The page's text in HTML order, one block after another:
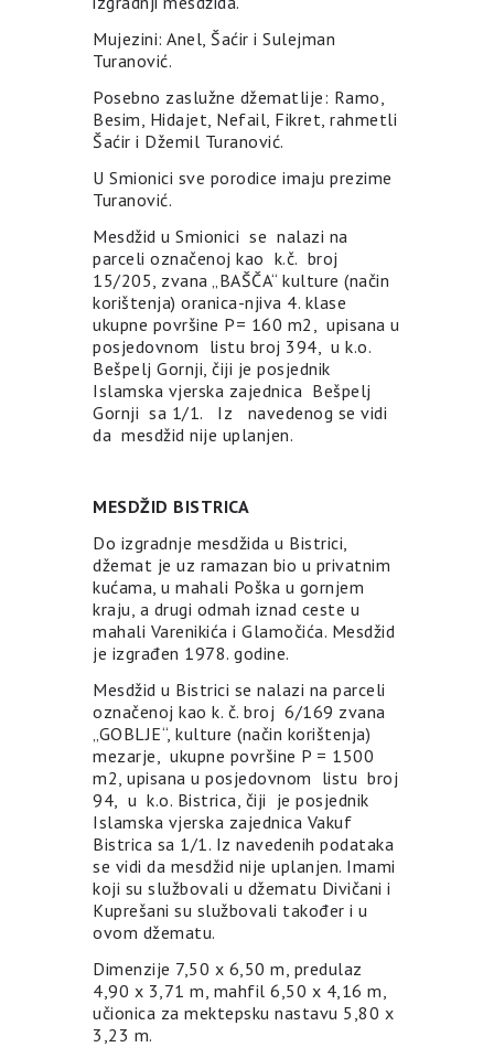
Mujezini: Anel, Šaćir i Sulejman
Turanović.
Posebno zaslužne džematlije: Ramo,
Besim, Hidajet, Nefail, Fikret, rahmetli
Šaćir i Džemil Turanović.
U Smionici sve porodice imaju prezime
Turanović.
Mesdžid u Smionici se nalazi na
parceli označenoj kao k.č. broj
15/205, zvana „BAŠČA“ kulture (način
korištenja) oranica-njiva 4. klase
ukupne površine P= 160 m2, upisana u
posjedovnom listu broj 394, u k.o.
Bešpelj Gornji, čiji je posjednik
Islamska vjerska zajednica Bešpelj
Gornji sa 1/1. Iz navedenog se vidi
da mesdžid nije uplanjen.
MESDŽID BISTRICA
Do izgradnje mesdžida u Bistrici,
džemat je uz ramazan bio u privatnim
kućama, u mahali Poška u gornjem
kraju, a drugi odmah iznad ceste u
mahali Varenikića i Glamočića. Mesdžid
je izgrađen 1978. godine.
Mesdžid u Bistrici se nalazi na parceli
označenoj kao k. č. broj 6/169 zvana
„GOBLJE“, kulture (način korištenja)
mezarje, ukupne površine P = 1500
m2, upisana u posjedovnom listu broj
94, u k.o. Bistrica, čiji je posjednik
Islamska vjerska zajednica Vakuf
Bistrica sa 1/1. Iz navedenih podataka
se vidi da mesdžid nije uplanjen. Imami
koji su službovali u džematu Divičani i
Kuprešani su službovali također i u
ovom džematu.
Dimenzije 7,50 x 6,50 m, predulaz
4,90 x 3,71 m, mahfil 6,50 x 4,16 m,
učionica za mektepsku nastavu 5,80 x
3,23 m.